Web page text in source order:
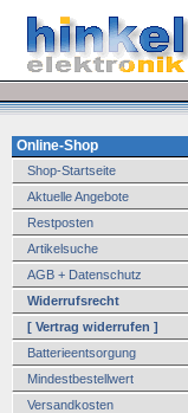
Online-Shop
Shop-Startseite
Aktuelle Angebote
Restposten
Artikelsuche
AGB + Datenschutz
Widerrufsrecht
[ Vertrag widerrufen ]
Batterieentsorgung
Mindestbestellwert
Versandkosten